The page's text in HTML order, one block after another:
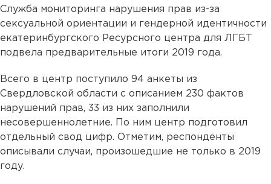
Служба мониторинга нарушения прав из-за
сексуальной ориентации и гендерной идентичности
екатеринбургского Ресурсного центра для ЛГБТ
подвела предварительные итоги 2019 года.
Всего в центр поступило 94 анкеты из
Свердловской области с описанием 230 фактов
нарушений прав, 33 из них заполнили
несовершеннолетние. По ним центр подготовил
отдельный свод цифр. Отметим, респонденты
описывали случаи, произошедшие не только в 2019
году.